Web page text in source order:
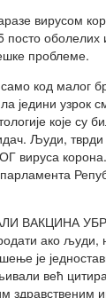
вирусом
посто
проблеме.
код малог
једини узрок
које су
Људи,
вируса
ВАКЦИНА
ако људи,
је
већ
здравственим